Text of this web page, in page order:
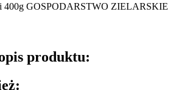
400g GOSPODARSTWO ZIELARSKIE
produktu: